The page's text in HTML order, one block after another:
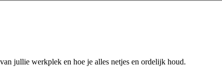
jullie werkplek en hoe je alles netjes en ordelijk houd.